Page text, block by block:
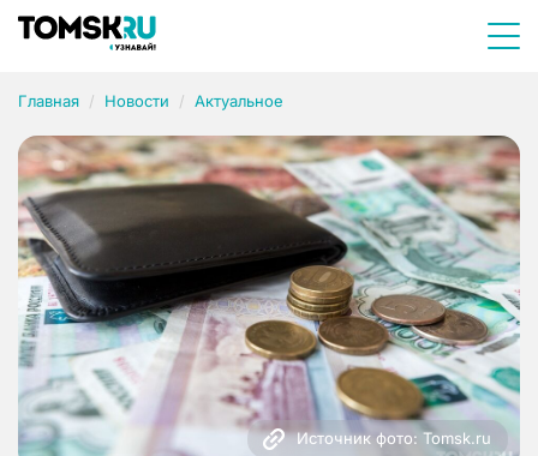
Главная Новости Актуальное
Источник фото: Tomsk.ru